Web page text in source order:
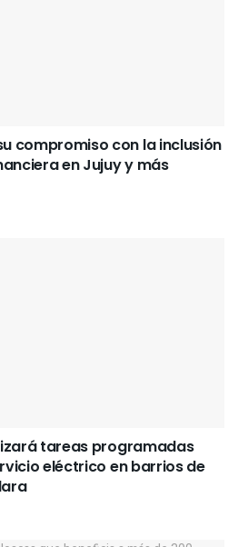
compromiso con la inclusión
en Jujuy y más
tareas programadas
eléctrico en barrios de